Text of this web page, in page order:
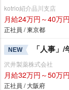
kotrio紹介品川支店
月給24万円～40万円
正社員 / 東京都
NEW 「人事」
沢井製薬株式会社
月給32万円～50万円
正社員 / 大阪府